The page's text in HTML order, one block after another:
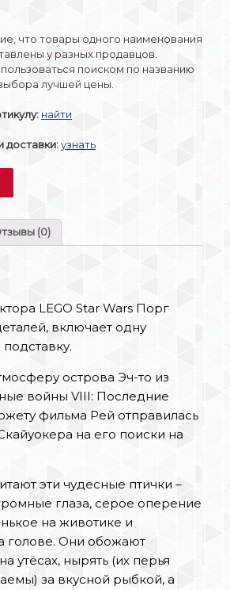
что товары одного наименования
у разных продавцов.
поиском по названию
лучшей цены.
найти
доставки:узнать
(0)
LEGO Star Wars Порг
включает одну
острова Эч-то из
войны VIII: Последние
фильма Рей отправилась
на его поиски на
эти чудесные птички –
глаза, серое оперение
на животике и
голове. Они обожают
утёсах, нырять (их перья
за вкусной рыбкой, а